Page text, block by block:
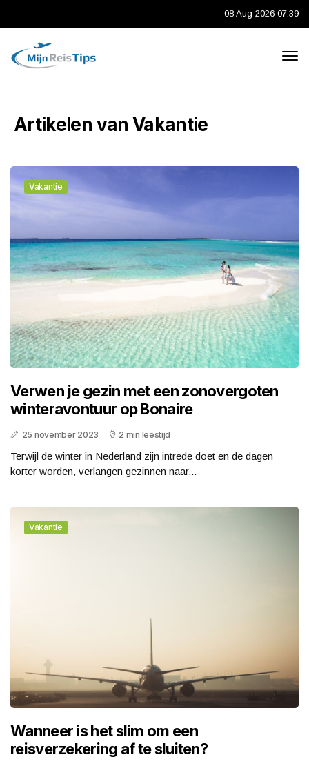
08 Aug 2026 07:39
Artikelen van Vakantie
Vakantie
Verwen je gezin met een zonovergoten
winteravontuur op Bonaire
25 november 2023 2 min leestijd
Terwijl de winter in Nederland zijn intrede doet en de dagen
korter worden, verlangen gezinnen naar...
Vakantie
Wanneer is het slim om een
reisverzekering af te sluiten?